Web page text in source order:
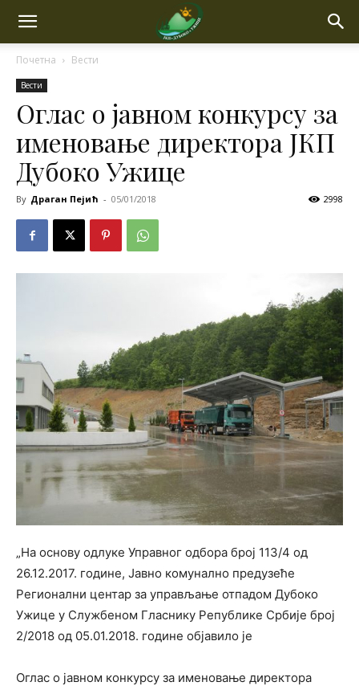
Почетна Вести
Вести
Оглас о јавном конкурсу за
именовање директора ЈКП
Дубоко Ужице
By Драган Пејић - 05/01/2018 2998
„На основу одлуке Управног одбора број 113/4 од
26.12.2017. године, Јавно комунално предузеће
Регионални центар за управљање отпадом Дубоко
Ужице у Службеном Гласнику Републике Србије број
2/2018 од 05.01.2018. године објавило је
Оглас о јавном конкурсу за именовање директора